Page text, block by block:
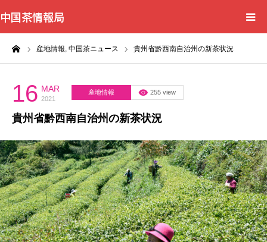
中国茶情報局
産地情報, 中国茶ニュース 貴州省黔西南自治州の新茶状況
16 MAR
2021
産地情報 255 view
貴州省黔西南自治州の新茶状況
Home
News
BlogChecker
Events
WordBank
Shops